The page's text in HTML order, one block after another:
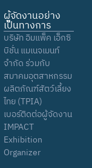
ผู้จัดงานอย่าง
เป็นทางการ
บริษัท อิมแพ็ค เอ็กซิ
บิชั่น แมเนจเมนท์
จำกัด ร่วมกับ
สมาคมอุตสาหกรรม
ผลิตภัณฑ์สัตว์เลี้ยง
ไทย (TPIA)
เบอร์ติดต่อผู้จัดงาน
IMPACT
Exhibition
Organizer